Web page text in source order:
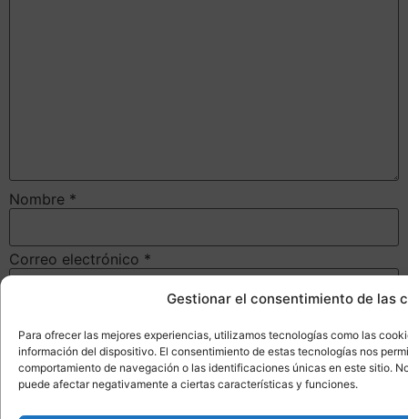
Gestionar el consentimiento de las
Para ofrecer las mejores experiencias, utilizamos tecnologías como las
información del dispositivo. El consentimiento de estas tecnologías nos
comportamiento de navegación o las identificaciones únicas en este sitio.
puede afectar negativamente a ciertas características y funciones.
Nombre *
Correo electrónico *
Guarda mi nombre, correo electrónico y web en este